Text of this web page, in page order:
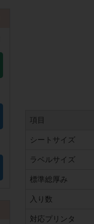
項目
シートサイズ
ラベルサイズ
標準総厚み
入り数
対応プリンタ